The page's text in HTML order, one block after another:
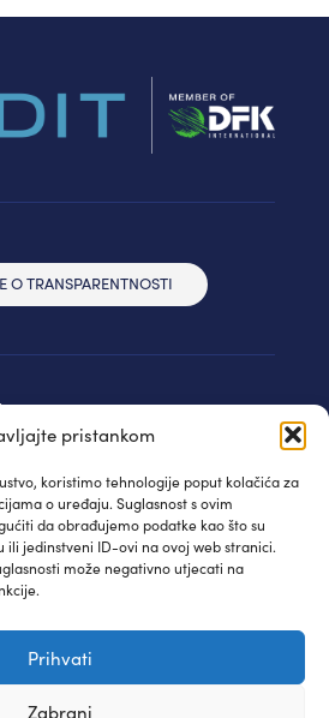
pristankom
koristimo tehnologije poput kolačića za
o uređaju. Suglasnost s ovim
da obrađujemo podatke kao što su
ili jedinstveni ID-ovi na ovoj web stranici.
može negativno utjecati na
Prihvati
Zabrani
O TRANSPARENTNOSTI
privatnosti| WEB: